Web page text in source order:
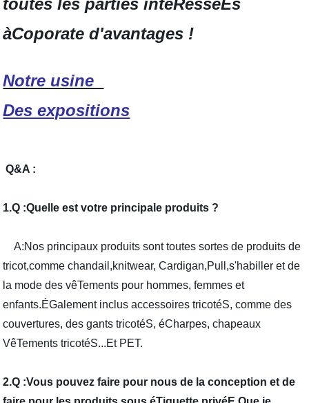
toutes les parties intéResséEs
àCoporate d'avantages !
Notre usine
Des expositions
Q&A :
1.Q :Quelle est votre principale produits ?
A:Nos principaux produits sont toutes sortes de produits de
tricot,comme chandail,knitwear, Cardigan,Pull,s'habiller et de
la mode des vêTements pour hommes, femmes et
enfants.ÉGalement inclus accessoires tricotéS, comme des
couvertures, des gants tricotéS, éCharpes, chapeaux
VêTements tricotéS...Et PET.
2.Q :Vous pouvez faire pour nous de la conception et de